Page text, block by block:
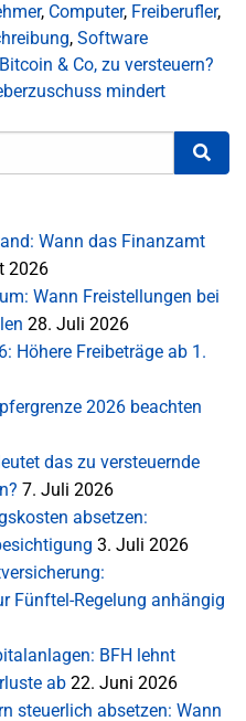
, Computer, Freiberufler,
, Software
& Co, zu versteuern?
mindert
Wann das Finanzamt
2026
Wann Freistellungen bei
28. Juli 2026
Höhere Freibeträge ab 1.
2026 beachten
das zu versteuernde
7. Juli 2026
absetzen:
3. Juli 2026
Fünftel-Regelung anhängig
BFH lehnt
ab 22. Juni 2026
steuerlich absetzen: Wann